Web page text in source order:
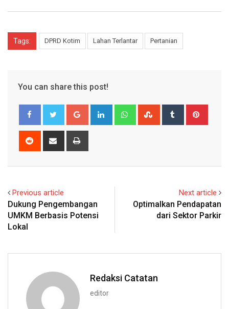
Tags: DPRD Kotim Lahan Terlantar Pertanian
You can share this post!
Google+ LinkedIn WhatsappStumbleUpon
Tumblr
Reddit
Share
Previous article
Dukung Pengembangan
UMKM Berbasis Potensi
Lokal
Next article
Optimalkan Pendapatan
dari Sektor Parkir
Redaksi Catatan
editor